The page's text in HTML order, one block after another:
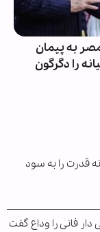
به پیمان
را دگرگون
قدرت را به سود
فانی را وداع گفت